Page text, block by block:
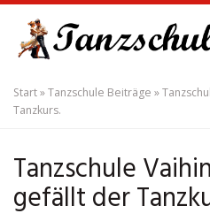
main
content
Start»Tanzschule Beiträge »
Tanzkurs.
Tanzschule
gefällt der